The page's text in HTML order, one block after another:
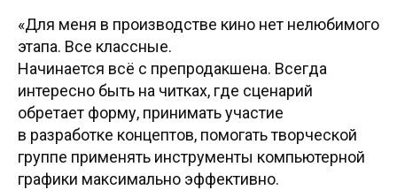
«Для меня в производстве кино нет нелюбимого
этапа. Все классные.
Начинается всё с препродакшена. Всегда
интересно быть на читках, где сценарий
обретает форму, принимать участие
в разработке концептов, помогать творческой
группе применять инструменты компьютерной
графики максимально эффективно.
старт: апрель 2026